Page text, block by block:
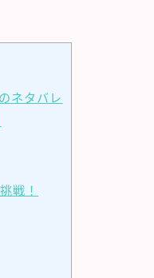
ネタバレ
戦！